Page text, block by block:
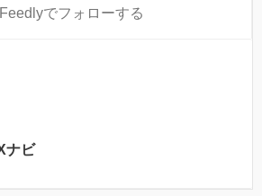
Feedlyでフォローする
ナビ